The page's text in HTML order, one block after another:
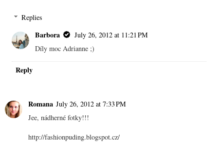
Replies
Barbora
July 26, 2012 at 11:21 PM
Díly moc Adrianne ;)
Reply
Romana July 26, 2012 at 7:33 PM
Jee, nádherné fotky!!!
http://fashionpuding.blogspot.cz/